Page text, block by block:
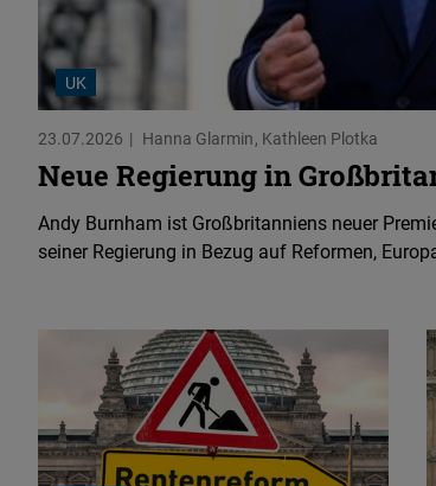
UK
23.07.2026 Hanna Glarmin Kathleen Plotka
Neue Regierung in
Andy Burnham ist Großbritanniens neuer
seiner Regierung in Bezug auf Reformen,